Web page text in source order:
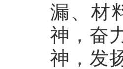
漏、材
神，奋
神，发